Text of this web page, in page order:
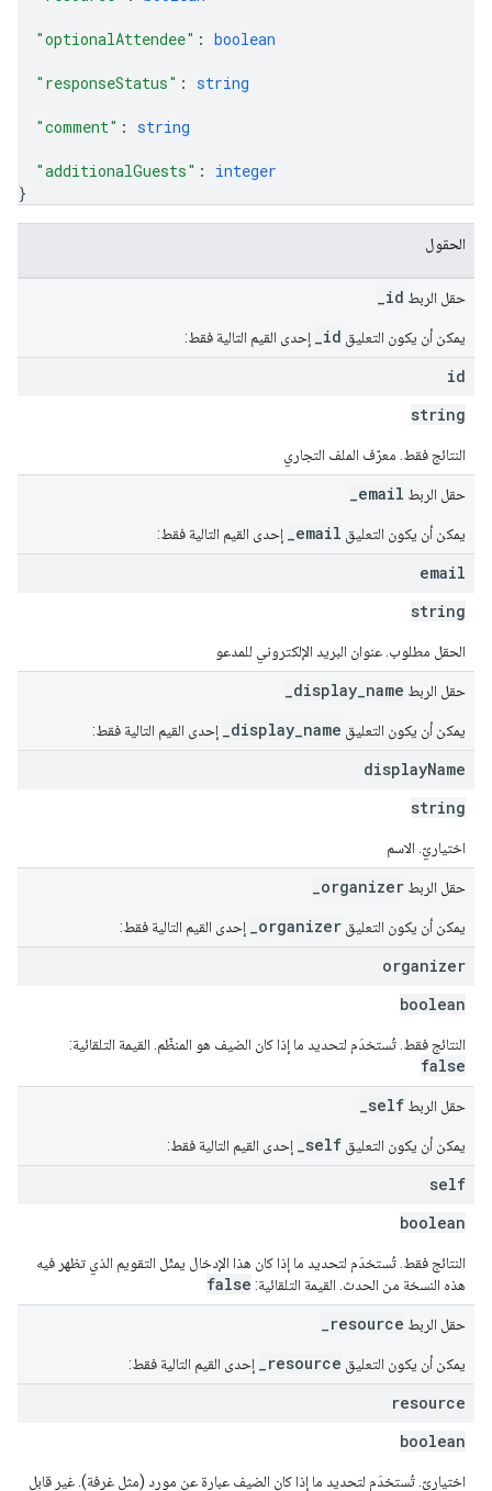
"optionalAttendee" : boolean
"responseStatus" : string
"comment" : string
"additionalGuests" : integer
}
الحقول
حقل الربط _id
يمكن أن يكون التعليق _id إحدى القيم التالية فقط:
id
string
النتائج فقط. معرّف الملف التجاري
حقل الربط _email
يمكن أن يكون التعليق _email إحدى القيم التالية فقط:
email
string
الحقل مطلوب. عنوان البريد الإلكتروني للمدعو
حقل الربط _display_name
يمكن أن يكون التعليق _display_name إحدى القيم التالية فقط:
displayName
string
اختياريّ. الاسم
حقل الربط _organizer
يمكن أن يكون التعليق _organizer إحدى القيم التالية فقط:
organizer
boolean
النتائج فقط. تُستخدَم لتحديد ما إذا كان الضيف هو المنظّم. القيمة التلقائية:
false
حقل الربط _self
يمكن أن يكون التعليق _self إحدى القيم التالية فقط:
self
boolean
النتائج فقط. تُستخدَم لتحديد ما إذا كان هذا الإدخال يمثّل التقويم الذي تظهر فيه
هذه النسخة من الحدث. القيمة التلقائية: false
حقل الربط _resource
يمكن أن يكون التعليق _resource إحدى القيم التالية فقط:
resource
boolean
اختياريّ. تُستخدَم لتحديد ما إذا كان الضيف عبارة عن مورد (مثل غرفة). غير قابل